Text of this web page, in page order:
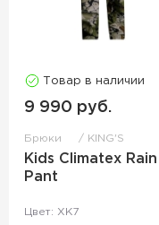
Товар в наличии
9 990 руб.
Брюки KING'S
Kids Climatex Rain
Pant
Цвет: XK7